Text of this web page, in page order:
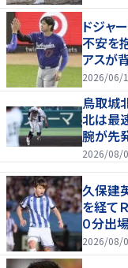
ドジャ
不安を
アスが
もリー
2026/06/
鳥取城
北は最
腕が先
2026/08/
久保建
を経て
０分出
2026/08/